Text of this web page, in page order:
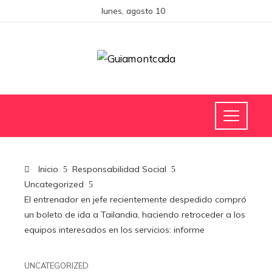
lunes, agosto 10
Inicio
Responsabilidad Social
Uncategorized
El entrenador en jefe recientemente despedido compró
un boleto de ida a Tailandia, haciendo retroceder a los
equipos interesados ​​​​en los servicios: informe
UNCATEGORIZED